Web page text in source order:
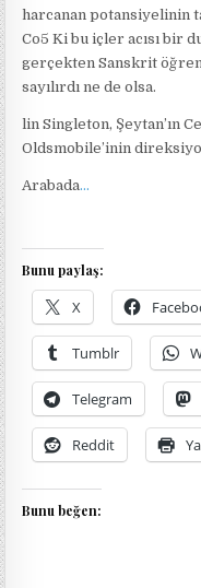
harcanan potansiyelinin
Co5 Ki bu içler acısı bir
gerçekten Sanskrit
sayılırdı ne de olsa.
lin Singleton, Şeytan’ın
Oldsmobile’inin
Arabada…
Bunu paylaş:
X
Tumblr
Telegram
Reddit
Bunu beğen: